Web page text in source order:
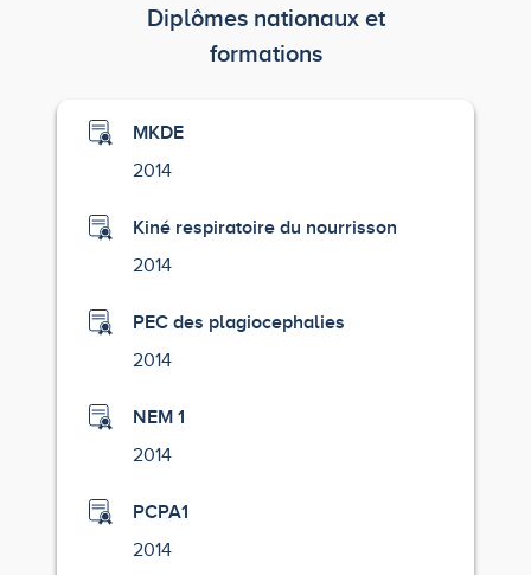
Diplômes nationaux et
formations
MKDE
2014
Kiné respiratoire du nourrisson
2014
PEC des plagiocephalies
2014
NEM 1
2014
PCPA1
2014